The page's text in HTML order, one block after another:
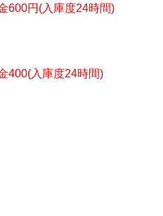
600円(入庫度24時間)
400(入庫度24時間)